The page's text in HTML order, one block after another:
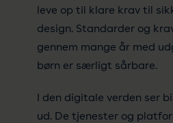
leve op til klare krav til
design. Standarder og
gennem mange år med
børn er særligt sårbare.
I den digitale verden ser
ud. De tjenester og